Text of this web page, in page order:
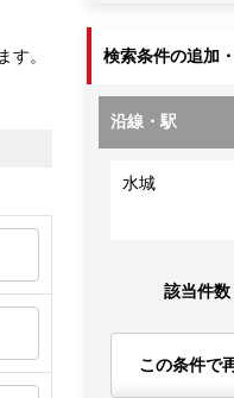
す。
検索条件の追加
沿線・駅
水城
該当件数
この条件で